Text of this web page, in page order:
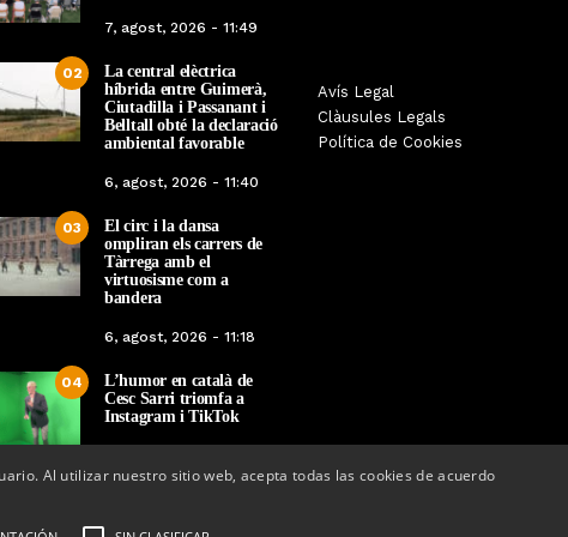
7, agost, 2026 - 11:49
02
La central elèctrica
híbrida entre Guimerà,
Ciutadilla i Passanant i
Belltall obté la declaració
ambiental favorable
6, agost, 2026 - 11:40
03
El circ i la dansa
ompliran els carrers de
Tàrrega amb el
virtuosisme com a
bandera
6, agost, 2026 - 11:18
04
L’humor en català de
Cesc Sarri triomfa a
Instagram i TikTok
Avís Legal
Clàusules Legals
Política de Cookies
Tàrrega farà bategar la història
amb l’estrena de “Lo Pedrafoc”,
la nova bèstia festiva de
12, maig, 2026 - 09:29
Tàrrega edita un
història dels gegants
en el marc de la
Al utilizar nuestro sitio web, acepta todas las cookies de acuerdo